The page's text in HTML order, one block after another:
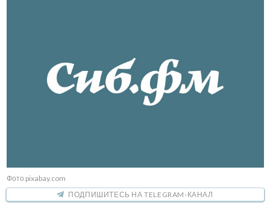
Фото pixabay.com
ПОДПИШИТЕСЬ НА TELEGRAM-КАНАЛ